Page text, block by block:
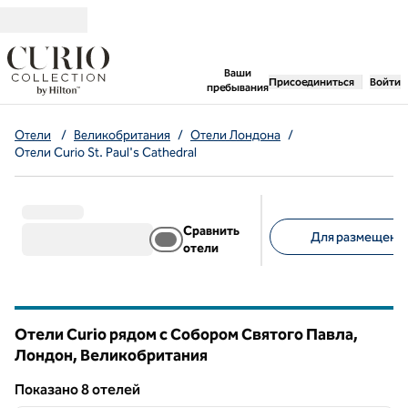
Ваши
пребывания
,открывается новая
Присоединиться Войти
Отели / Великобритания / Отели Лондона /
Отели Curio St. Paul's Cathedral
Сравнить
отели
Для
Отели Curio рядом с Собором Святого Павла,
Лондон, Великобритания
Показанo 8 отелей